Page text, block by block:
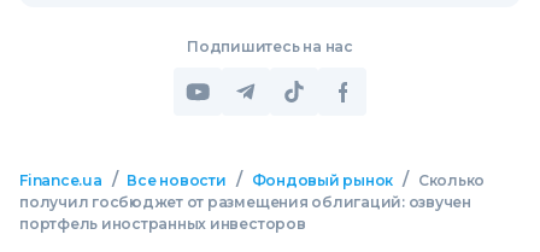
Подпишитесь на нас
Finance.ua / Все новости / Фондовый рынок /
Сколько
получил госбюджет от размещения облигаций: озвучен
портфель иностранных инвесторов